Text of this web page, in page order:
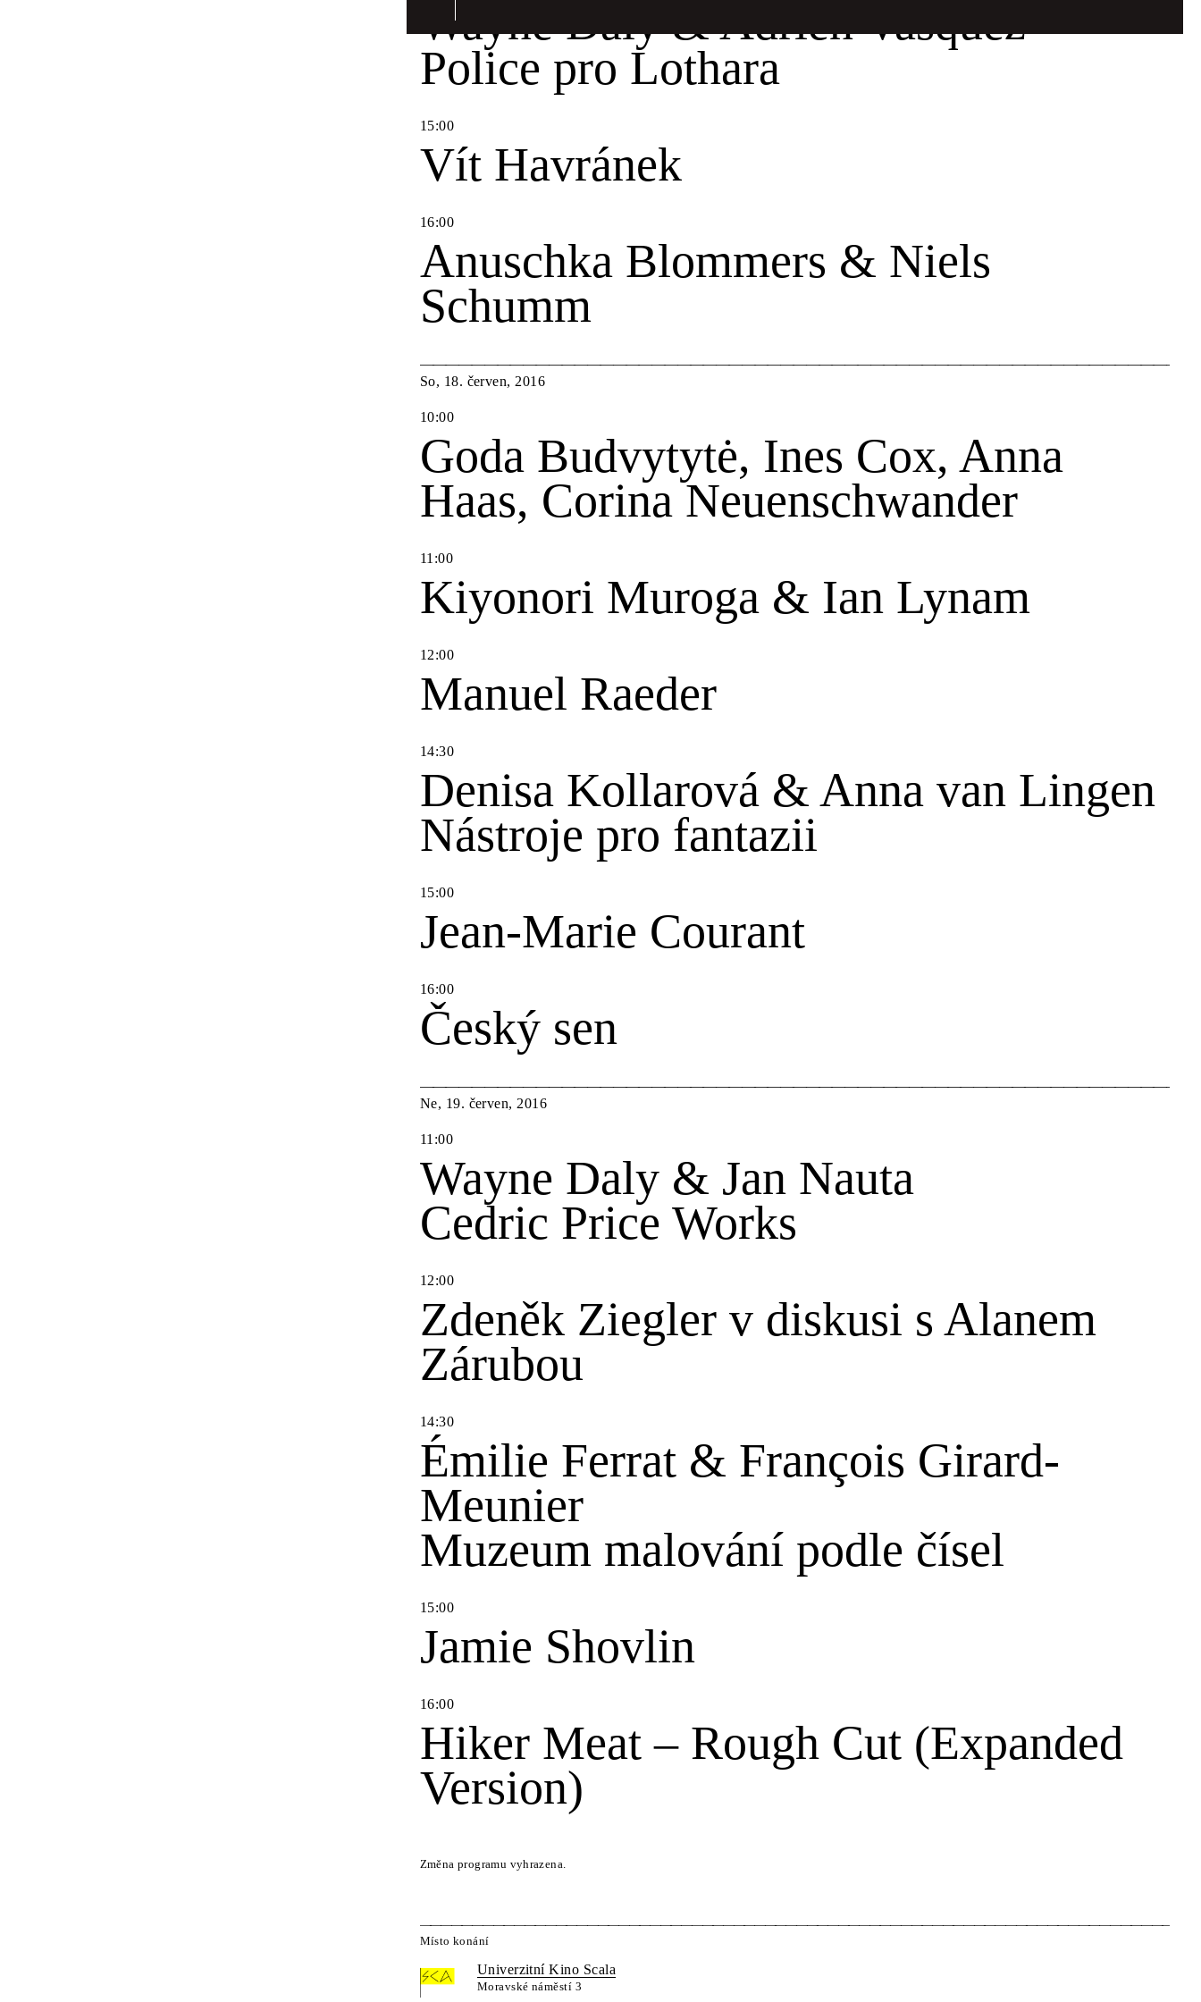
Wayne Daly & Adrien Vasquez
Police pro Lothara
15:00
Vít Havránek
16:00
Anuschka Blommers & Niels
Schumm
So, 18. červen, 2016
10:00
Goda Budvytytė, Ines Cox, Anna
Haas, Corina Neuenschwander
11 :00
Kiyonori Muroga & Ian Lynam
12:00
Manuel Raeder
14:30
Denisa Kollarová & Anna van Lingen
Nástroje pro fantazii
15:00
Jean-Marie Courant
16:00
Český sen
Ne, 19. červen, 2016
11 :00
Wayne Daly & Jan Nauta
Cedric Price Works
12:00
Zdeněk Ziegler v diskusi s Alanem
Zárubou
14:30
Émilie Ferrat & François Girard-
Meunier
Muzeum malování podle čísel
15:00
Jamie Shovlin
16:00
Hiker Meat – Rough Cut (Expanded
Version)
Změna programu vyhrazena.
Místo konání
Univerzitní Kino Scala
Moravské náměstí 3